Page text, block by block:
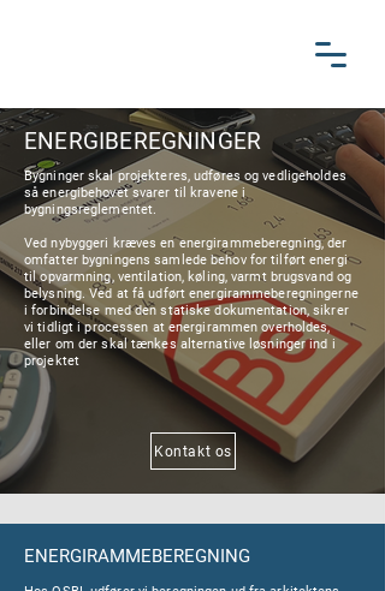
ENERGIBEREGNINGER
Bygninger skal projekteres, udføres og vedligeholdes
så energibehovet svarer til kravene i
bygningsreglementet.
Ved nybyggeri kræves en energirammeberegning, der
omfatter bygningens samlede behov for tilført energi
til opvarmning, ventilation, køling, varmt brugsvand og
belysning. Ved at få udført energirammeberegningerne
i forbindelse med den statiske dokumentation, sikrer
vi tidligt i processen at energirammen overholdes,
eller om der skal tænkes alternative løsninger ind i
projektet
Kontakt os
ENERGIRAMMEBEREGNING